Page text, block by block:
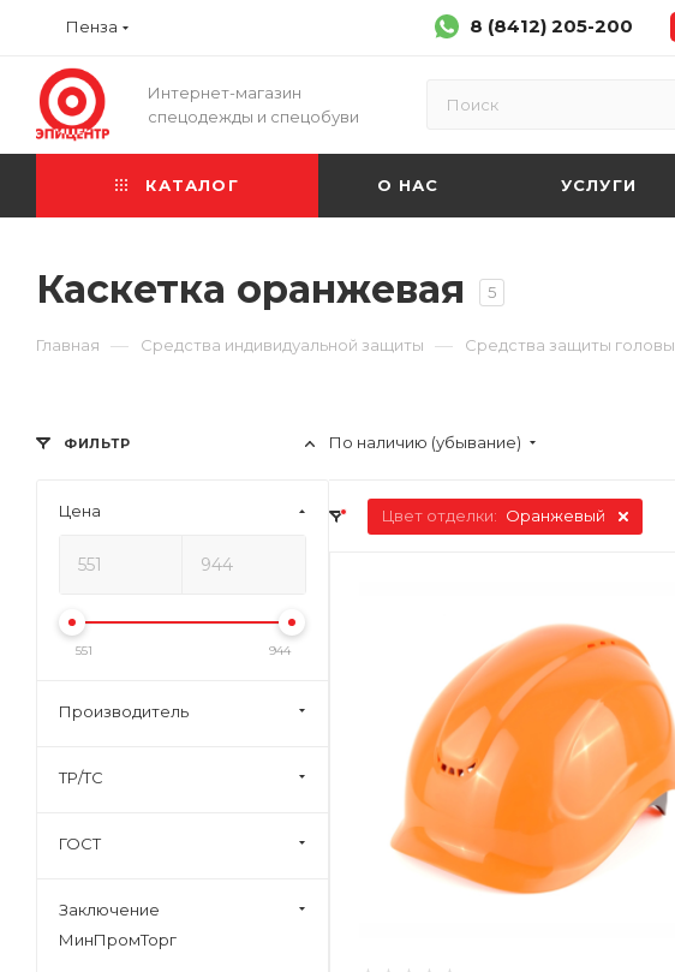
Пенза 8 (8412) 205-200
Интернет-магазин
спецодежды и спецобуви
КАТАЛОГ О НАС УСЛУГИ
Каскетка оранжевая 5
Главная — Средства индивидуальной защиты — Средства защиты головы
По наличию (убывание)
Цвет отделки: Оранжевый
ФИЛЬТР
Цена
551 944
Производитель
ТР/ТС
ГОСТ
Заключение
МинПромТорг